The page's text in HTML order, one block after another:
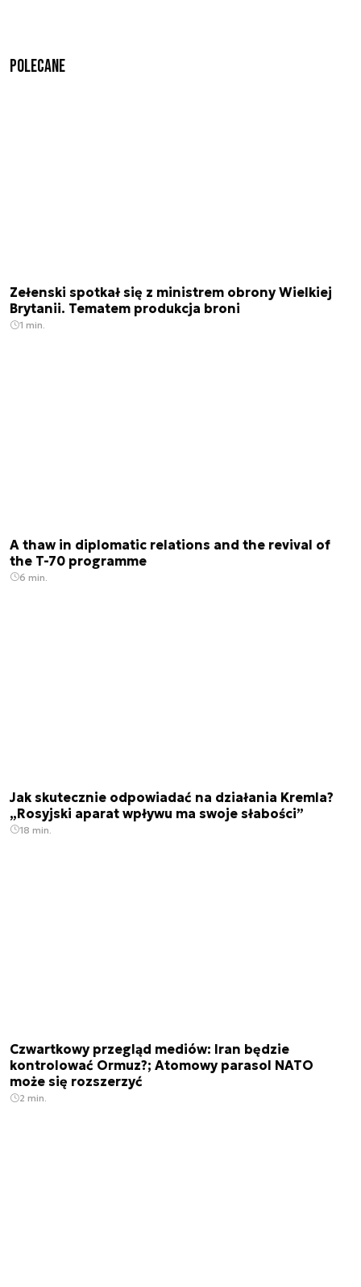
Polecane
Zełenski spotkał się z ministrem obrony Wielkiej
Brytanii. Tematem produkcja broni
1 min.
A thaw in diplomatic relations and the revival of
the T-70 programme
6 min.
Jak skutecznie odpowiadać na działania Kremla?
„Rosyjski aparat wpływu ma swoje słabości”
18 min.
Czwartkowy przegląd mediów: Iran będzie
kontrolować Ormuz?; Atomowy parasol NATO
może się rozszerzyć
2 min.